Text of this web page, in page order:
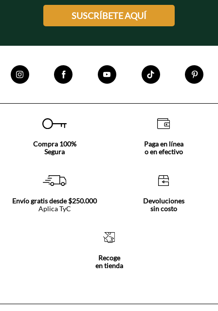
SUSCRÍBETE AQUÍ
Compra 100%
Segura
Paga en línea
o en efectivo
Envío gratis desde $250.000
Aplica TyC
Devoluciones
sin costo
Recoge
en tienda